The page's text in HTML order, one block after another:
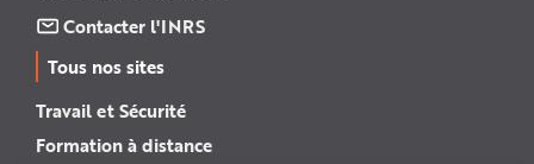
Contacter l'INRS
Tous nos sites
Travail et Sécurité
Formation à distance